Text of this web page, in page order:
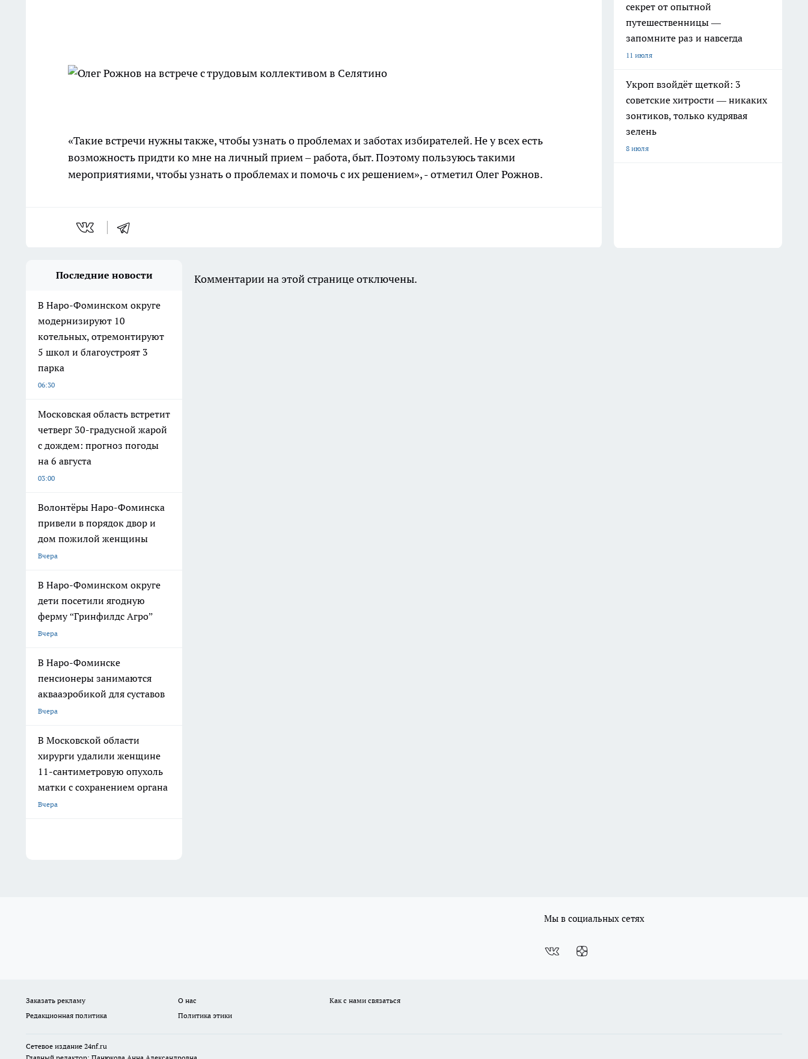
«Такие встречи нужны также, чтобы узнать о проблемах и заботах избирателей. Не у всех есть
возможность придти ко мне на личный прием – работа, быт. Поэтому пользуюсь такими
мероприятиями, чтобы узнать о проблемах и помочь с их решением», - отметил Олег Рожнов.
секрет от опытной
путешественницы —
запомните раз и навсегда
11 июля
Укроп взойдёт щеткой: 3
советские хитрости — никаких
зонтиков, только кудрявая
зелень
8 июля
Последние новости
В Наро-Фоминском округе
модернизируют 10
котельных, отремонтируют
5 школ и благоустроят 3
парка
06:30
Московская область встретит
четверг 30-градусной жарой
с дождем: прогноз погоды
на 6 августа
03:00
Волонтёры Наро-Фоминска
привели в порядок двор и
дом пожилой женщины
Вчера
В Наро-Фоминском округе
дети посетили ягодную
ферму “Гринфилдс Агро”
Вчера
В Наро-Фоминске
пенсионеры занимаются
аквааэробикой для суставов
Вчера
В Московской области
хирурги удалили женщине
11-сантиметровую опухоль
матки с сохранением органа
Вчера
Комментарии на этой странице отключены.
Мы в социальных сетях
Заказать рекламу О нас
Как с нами связаться
Редакционная политика
Политика этики
Сетевое издание 24nf.ru